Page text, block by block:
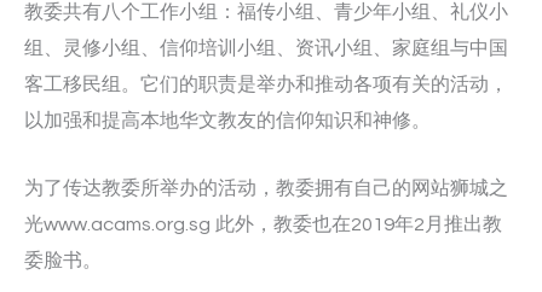
教委共有八个工作小组：福传小组、青少年小组、礼仪小
组、灵修小组、信仰培训小组、资讯小组、家庭组与中国
客工移民组。它们的职责是举办和推动各项有关的活动，
以加强和提高本地华文教友的信仰知识和神修。
为了传达教委所举办的活动，教委拥有自己的网站狮城之
光www.acams.org.sg 此外，教委也在2019年2月推出教
委脸书。